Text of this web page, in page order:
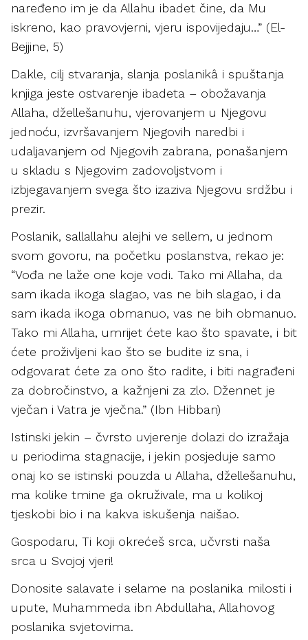
naređeno im je da Allahu ibadet čine, da Mu
iskreno, kao pravovjerni, vjeru ispovijedaju…” (El-
Bejjine, 5)
Dakle, cilj stvaranja, slanja poslanikâ i spuštanja
knjiga jeste ostvarenje ibadeta – obožavanja
Allaha, džellešanuhu, vjerovanjem u Njegovu
jednoću, izvršavanjem Njegovih naredbi i
udaljavanjem od Njegovih zabrana, ponašanjem
u skladu s Njegovim zadovoljstvom i
izbjegavanjem svega što izaziva Njegovu srdžbu i
prezir.
Poslanik, sallallahu alejhi ve sellem, u jednom
svom govoru, na početku poslanstva, rekao je:
“Vođa ne laže one koje vodi. Tako mi Allaha, da
sam ikada ikoga slagao, vas ne bih slagao, i da
sam ikada ikoga obmanuo, vas ne bih obmanuo.
Tako mi Allaha, umrijet ćete kao što spavate, i bit
ćete proživljeni kao što se budite iz sna, i
odgovarat ćete za ono što radite, i biti nagrađeni
za dobročinstvo, a kažnjeni za zlo. Džennet je
vječan i Vatra je vječna.” (Ibn Hibban)
Istinski jekin – čvrsto uvjerenje dolazi do izražaja
u periodima stagnacije, i jekin posjeduje samo
onaj ko se istinski pouzda u Allaha, džellešanuhu,
ma kolike tmine ga okruživale, ma u kolikoj
tjeskobi bio i na kakva iskušenja naišao.
Gospodaru, Ti koji okrećeš srca, učvrsti naša
srca u Svojoj vjeri!
Donosite salavate i selame na poslanika milosti i
upute, Muhammeda ibn Abdullaha, Allahovog
poslanika svjetovima.